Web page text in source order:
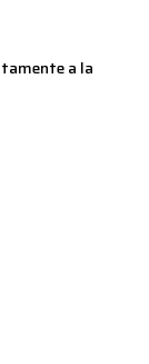
a la